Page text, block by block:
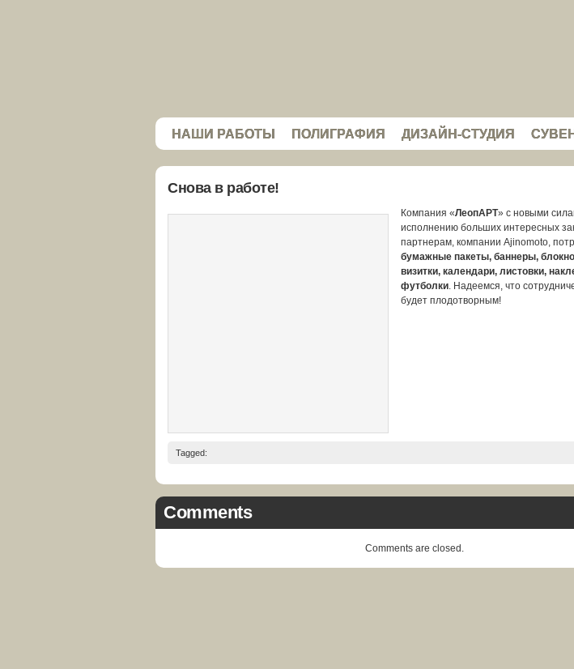
НАШИ РАБОТЫ ПОЛИГРАФИЯ ДИЗАЙН-СТУДИЯ
Снова в работе!
Компания «ЛеопАРТ» с новыми
исполнению больших интересных
партнерам, компании Ajinomoto,
бумажные пакеты, баннеры,
визитки, календари, листовки,
футболки. Надеемся, что
будет плодотворным!
Tagged:
Comments
Comments are closed.